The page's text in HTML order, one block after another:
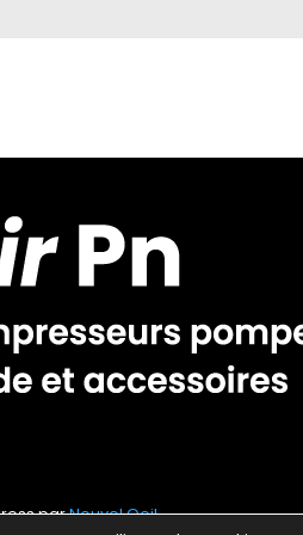
parNouvel Oeil